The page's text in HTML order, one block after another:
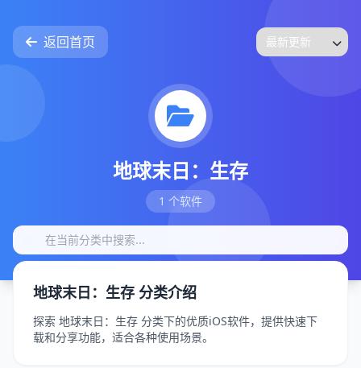
返回首页
地球末日：生存
1 个软件
地球末日：生存 分类介绍
探索 地球末日：生存 分类下的优质iOS软件，提供快速下
载和分享功能，适合各种使用场景。